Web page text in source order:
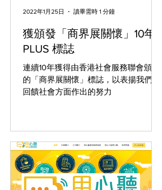
快樂水平。
獲頒發「商界展關懷」10年
PLUS 標誌
連續10年獲得由香港社會服務聯會頒發
的「商界展關懷」標誌，以表揚我們在
回饋社會方面作出的努力
2022年1月25日 讀畢需時 1 分鐘